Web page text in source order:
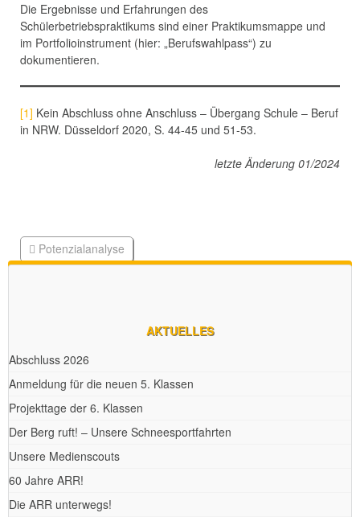
Die Ergebnisse und Erfahrungen des
Schülerbetriebspraktikums sind einer Praktikumsmappe und
im Portfolioinstrument (hier: „Berufswahlpass“) zu
dokumentieren.
[1] Kein Abschluss ohne Anschluss – Übergang Schule – Beruf
in NRW. Düsseldorf 2020, S. 44-45 und 51-53.
letzte Änderung 01/2024
Potenzialanalyse
AKTUELLES
Abschluss 2026
Anmeldung für die neuen 5. Klassen
Projekttage der 6. Klassen
Der Berg ruft! – Unsere Schneesportfahrten
Unsere Medienscouts
60 Jahre ARR!
Die ARR unterwegs!